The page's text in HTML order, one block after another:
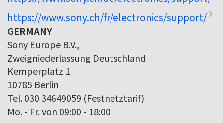
https://www.sony.ch/fr/electronics/support/
GERMANY
Sony Europe B.V.,
Zweigniederlassung Deutschland
Kemperplatz 1
10785 Berlin
Tel. 030 34649059 (Festnetztarif)
Mo. - Fr. von 09:00 - 18:00